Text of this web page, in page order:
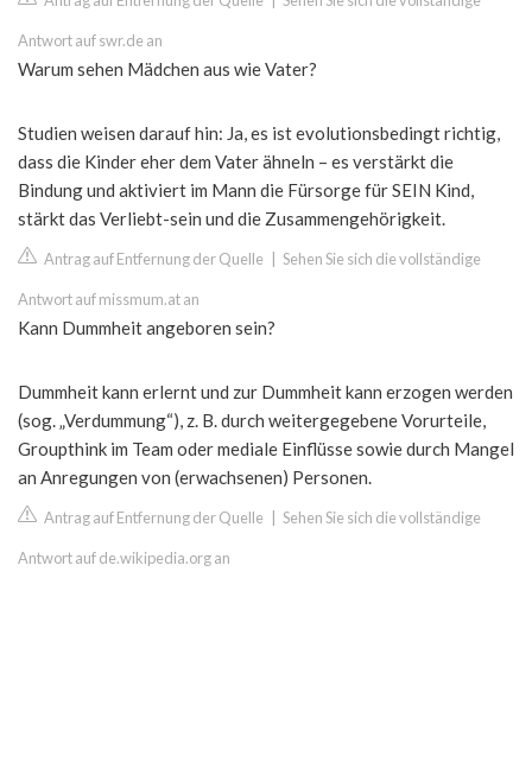
Antwort auf swr.de an
Warum sehen Mädchen aus wie Vater?
Studien weisen darauf hin: Ja, es ist evolutionsbedingt richtig,
dass die Kinder eher dem Vater ähneln – es verstärkt die
Bindung und aktiviert im Mann die Fürsorge für SEIN Kind,
stärkt das Verliebt-sein und die Zusammengehörigkeit.
Antrag auf Entfernung der Quelle Sehen Sie sich die vollständige
Antwort auf missmum.at an
Kann Dummheit angeboren sein?
Dummheit kann erlernt und zur Dummheit kann erzogen werden
(sog. „Verdummung“), z. B. durch weitergegebene Vorurteile,
Groupthink im Team oder mediale Einflüsse sowie durch Mangel
an Anregungen von (erwachsenen) Personen.
Antrag auf Entfernung der Quelle Sehen Sie sich die vollständige
Antwort auf de.wikipedia.org an